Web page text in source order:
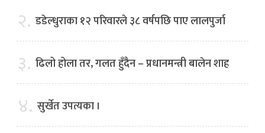
२. डडेल्धुराका १२ परिवारले ३८ वर्षपछि पाए लालपुर्जा
३. ढिलो होला तर, गलत हुँदैन – प्रधानमन्त्री बालेन शाह
४. सुर्खेत उपत्यका ।